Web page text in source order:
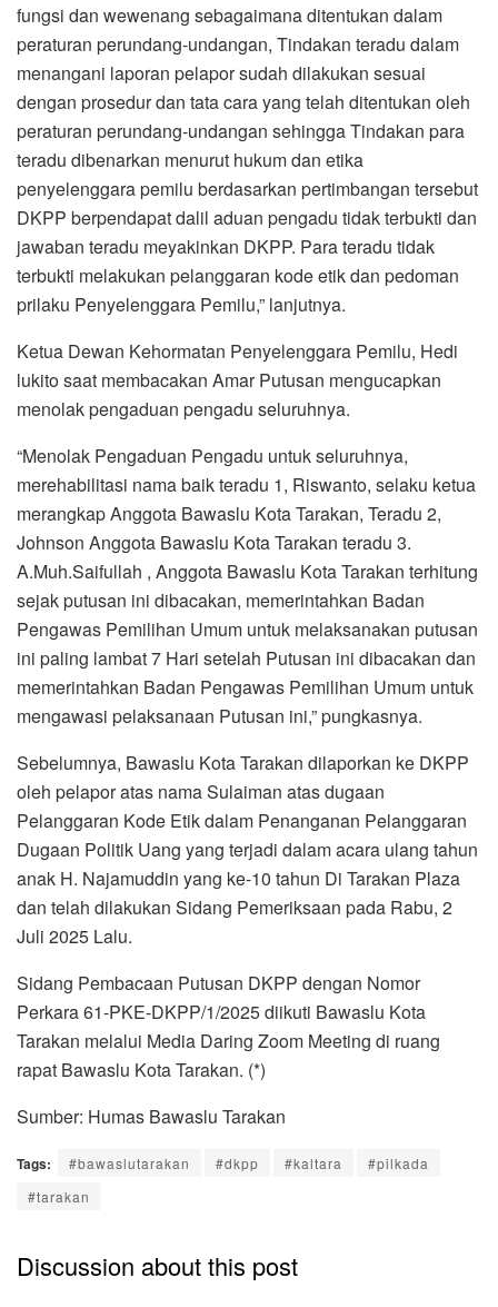
fungsi dan wewenang sebagaimana ditentukan dalam
peraturan perundang-undangan, Tindakan teradu dalam
menangani laporan pelapor sudah dilakukan sesuai
dengan prosedur dan tata cara yang telah ditentukan oleh
peraturan perundang-undangan sehingga Tindakan para
teradu dibenarkan menurut hukum dan etika
penyelenggara pemilu berdasarkan pertimbangan tersebut
DKPP berpendapat dalil aduan pengadu tidak terbukti dan
jawaban teradu meyakinkan DKPP. Para teradu tidak
terbukti melakukan pelanggaran kode etik dan pedoman
prilaku Penyelenggara Pemilu,” lanjutnya.
Ketua Dewan Kehormatan Penyelenggara Pemilu, Hedi
lukito saat membacakan Amar Putusan mengucapkan
menolak pengaduan pengadu seluruhnya.
“Menolak Pengaduan Pengadu untuk seluruhnya,
merehabilitasi nama baik teradu 1, Riswanto, selaku ketua
merangkap Anggota Bawaslu Kota Tarakan, Teradu 2,
Johnson Anggota Bawaslu Kota Tarakan teradu 3.
A.Muh.Saifullah , Anggota Bawaslu Kota Tarakan terhitung
sejak putusan ini dibacakan, memerintahkan Badan
Pengawas Pemilihan Umum untuk melaksanakan putusan
ini paling lambat 7 Hari setelah Putusan ini dibacakan dan
memerintahkan Badan Pengawas Pemilihan Umum untuk
mengawasi pelaksanaan Putusan ini,” pungkasnya.
Sebelumnya, Bawaslu Kota Tarakan dilaporkan ke DKPP
oleh pelapor atas nama Sulaiman atas dugaan
Pelanggaran Kode Etik dalam Penanganan Pelanggaran
Dugaan Politik Uang yang terjadi dalam acara ulang tahun
anak H. Najamuddin yang ke-10 tahun Di Tarakan Plaza
dan telah dilakukan Sidang Pemeriksaan pada Rabu, 2
Juli 2025 Lalu.
Sidang Pembacaan Putusan DKPP dengan Nomor
Perkara 61-PKE-DKPP/1/2025 diikuti Bawaslu Kota
Tarakan melalui Media Daring Zoom Meeting di ruang
rapat Bawaslu Kota Tarakan. (*)
Sumber: Humas Bawaslu Tarakan
Tags: #bawaslutarakan #dkpp #kaltara
#pilkada
#tarakan
Discussion about this post